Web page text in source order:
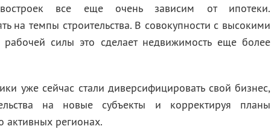
все еще очень зависим от ипотеки.
на темпы строительства. В совокупности с высокими
силы это сделает недвижимость еще более
уже сейчас стали диверсифицировать свой бизнес,
на новые субъекты и корректируя планы
активных регионах.